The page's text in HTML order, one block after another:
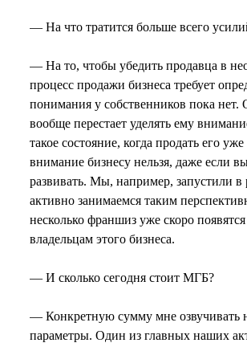
— На что тратится больше всего
— На то, чтобы убедить продавца в
процесс продажи бизнеса требует
понимания у собственников пока нет.
вообще перестает уделять ему
такое состояние, когда продать его
внимание бизнесу нельзя, даже если
развивать. Мы, например, запустили в
активно занимаемся таким
несколько франшиз уже скоро
владельцам этого бизнеса.
— И сколько сегодня стоит МГБ?
— Конкретную сумму мне озвучивать
параметры. Один из главных наших